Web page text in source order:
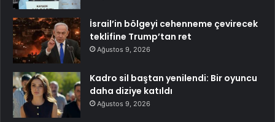
İsrail’in bölgeyi cehenneme çevirecek
teklifine Trump’tan ret
Ağustos 9, 2026
Kadro sil baştan yenilendi: Bir oyuncu
daha diziye katıldı
Ağustos 9, 2026